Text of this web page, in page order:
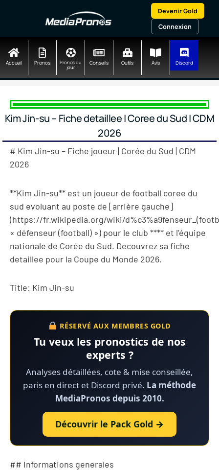
Devenir Gold
Connexion
Accueil Pronos Pronos du
jour
Conseils Outils Avis Discord
Kim Jin-su – Fiche detaillee | Coree du Sud | CDM
2026
# Kim Jin-su – Fiche joueur | Corée du Sud | CDM
2026
**Kim Jin-su** est un joueur de football coree du
sud evoluant au poste de [arrière gauche]
(https://fr.wikipedia.org/wiki/
« défenseur (football) ») pour le club **** et l’équipe
nationale de Corée du Sud. Decouvrez sa fiche
detaillee pour la Coupe du Monde 2026.
Title: Kim Jin-su
RÉSERVÉ AUX MEMBRES GOLD
Tu veux les pronostics de nos
experts ?
Analyses détaillées, cote & mise conseillée,
paris en direct et Discord privé. La méthode
MediaPronos depuis 2010.
Découvrir le Pack Gold →
## Informations generales